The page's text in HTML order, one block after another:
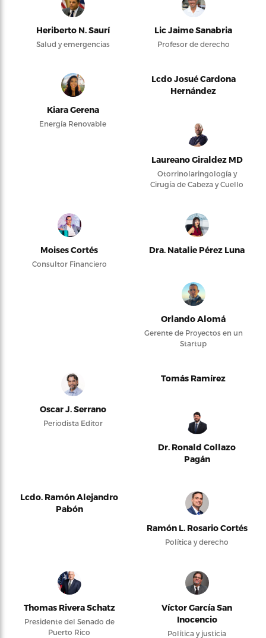
Heriberto N. Saurí
Salud y emergencias
Lic Jaime Sanabria
Profesor de derecho
Kiara Gerena
Energía Renovable
Lcdo Josué Cardona
Hernández
Laureano Giraldez MD
Otorrinolaringología y
Cirugía de Cabeza y Cuello
Moises Cortés
Consultor Financiero
Dra. Natalie Pérez Luna
Orlando Alomá
Gerente de Proyectos en un
Startup
Oscar J. Serrano
Periodista Editor
Tomás Ramírez
Dr. Ronald Collazo
Pagán
Lcdo. Ramón Alejandro
Pabón
Ramón L. Rosario Cortés
Política y derecho
Thomas Rivera Schatz
Presidente del Senado de
Puerto Rico
Víctor García San
Inocencio
Política y justicia